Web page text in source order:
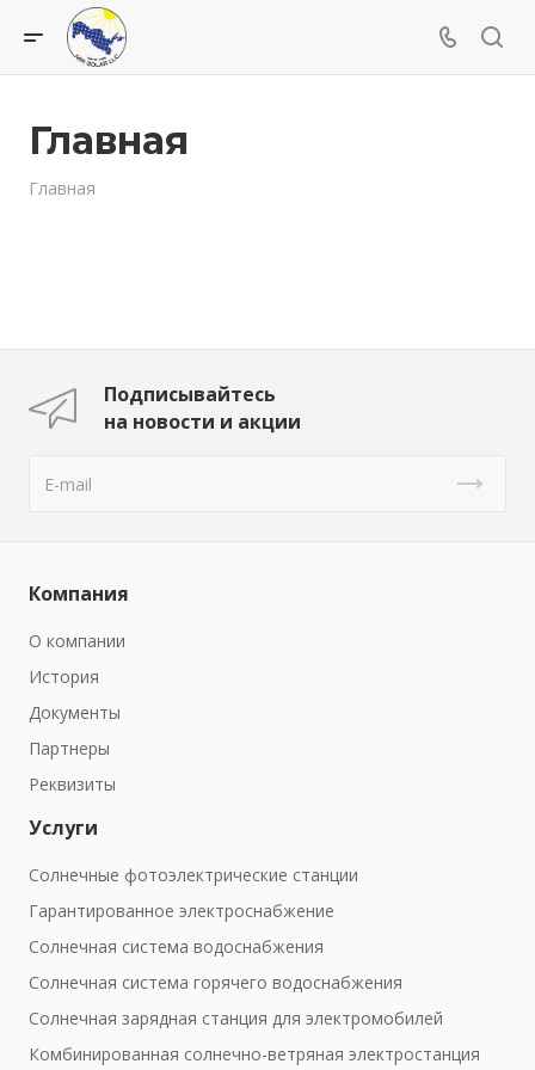
Главная
Главная
Подписывайтесь
на новости и акции
Компания
О компании
История
Документы
Партнеры
Реквизиты
Услуги
Солнечные фотоэлектрические станции
Гарантированное электроснабжение
Солнечная система водоснабжения
Солнечная система горячего водоснабжения
Солнечная зарядная станция для электромобилей
Комбинированная солнечно-ветряная электростанция